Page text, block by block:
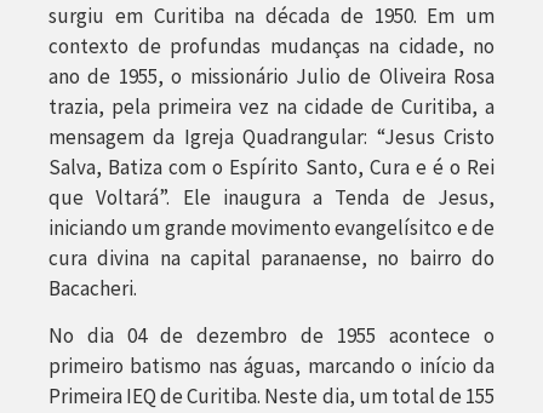
surgiu em Curitiba na década de 1950. Em um
contexto de profundas mudanças na cidade, no
ano de 1955, o missionário Julio de Oliveira Rosa
trazia, pela primeira vez na cidade de Curitiba, a
mensagem da Igreja Quadrangular: “Jesus Cristo
Salva, Batiza com o Espírito Santo, Cura e é o Rei
que Voltará”. Ele inaugura a Tenda de Jesus,
iniciando um grande movimento evangelísitco e de
cura divina na capital paranaense, no bairro do
Bacacheri.
No dia 04 de dezembro de 1955 acontece o
primeiro batismo nas águas, marcando o início da
Primeira IEQ de Curitiba. Neste dia, um total de 155